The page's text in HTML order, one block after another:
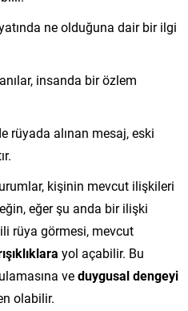
ne olduğuna dair bir ilgi
insanda bir özlem
rüyada alınan mesaj, eski
kişinin mevcut ilişkileri
eğer şu anda bir ilişki
rüya görmesi, mevcut
yol açabilir. Bu
veduygusal dengeyi
olabilir.